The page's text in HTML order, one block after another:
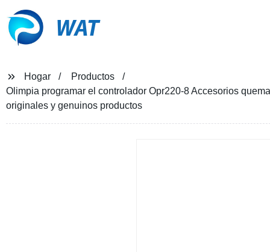
WAT
Hogar
Productos
Olimpia programar el controlador Opr220-8 Accesorios
originales y genuinos productos